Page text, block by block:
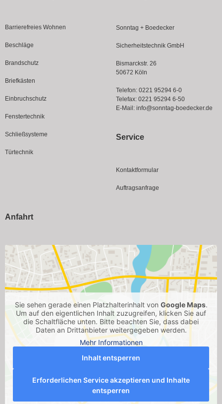
Barrierefreies Wohnen
Beschläge
Brandschutz
Briefkästen
Einbruchschutz
Fenstertechnik
Schließsysteme
Türtechnik
Sonntag + Boedecker
Sicherheitstechnik GmbH
Bismarckstr. 26
50672 Köln
Telefon: 0221 95294 6-0
Telefax: 0221 95294 6-50
E-Mail: info@sonntag-boedecker.de
Service
Kontaktformular
Auftragsanfrage
Anfahrt
Sie sehen gerade einen Platzhalterinhalt von Google Maps.
Um auf den eigentlichen Inhalt zuzugreifen, klicken Sie auf
die Schaltfläche unten. Bitte beachten Sie, dass dabei
Daten an Drittanbieter weitergegeben werden.
Mehr Informationen
Inhalt entsperren
Erforderlichen Service akzeptieren und Inhalte
entsperren